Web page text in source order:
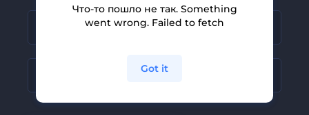
Что-то пошло не так. Something
went wrong. Failed to fetch
Got it